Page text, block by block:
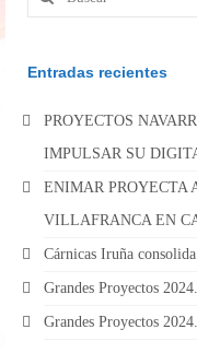
por:
Entradas recientes
PROYECTOS
IMPULSAR SU
ENIMAR PROYECTA
VILLAFRANCA EN
Cárnicas Iruña
Grandes Proyectos
Grandes Proyectos